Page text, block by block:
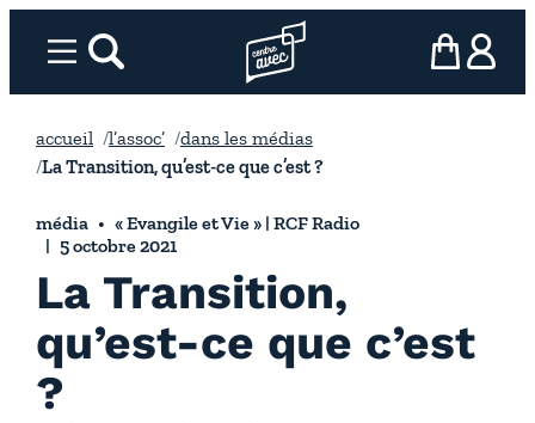
Menurechercher Page d’accueil l’association
mon panier
ma
accueil l’assoc’
dans les médias
La Transition, qu’est-ce que c’est ?
média
« Evangile et Vie » | RCF Radio
5 octobre 2021
La Transition,
qu’est-ce que c’est
?